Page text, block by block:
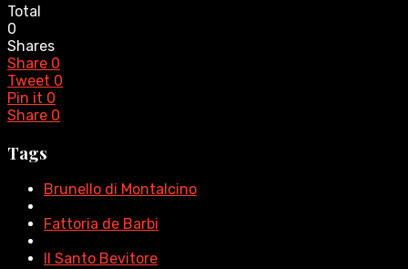
Total
0
Shares
Share 0
Tweet 0
Pin it 0
Share 0
Tags
Brunello di Montalcino
Fattoria de Barbi
Il Santo Bevitore